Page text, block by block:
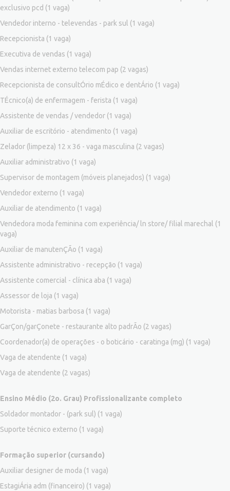
exclusivo pcd (1 vaga)
Vendedor interno - televendas - park sul (1 vaga)
Recepcionista (1 vaga)
Executiva de vendas (1 vaga)
Vendas internet externo telecom pap (2 vagas)
Recepcionista de consultÓrio mÉdico e dentÁrio (1 vaga)
TÉcnico(a) de enfermagem - ferista (1 vaga)
Assistente de vendas / vendedor (1 vaga)
Auxiliar de escritório - atendimento (1 vaga)
Zelador (limpeza) 12 x 36 - vaga masculina (2 vagas)
Auxiliar administrativo (1 vaga)
Supervisor de montagem (móveis planejados) (1 vaga)
Vendedor externo (1 vaga)
Auxiliar de atendimento (1 vaga)
Vendedora moda feminina com experiência/ ln store/ filial marechal (1
vaga)
Auxiliar de manutenÇÃo (1 vaga)
Assistente administrativo - recepção (1 vaga)
Assistente comercial - clínica aba (1 vaga)
Assessor de loja (1 vaga)
Motorista - matias barbosa (1 vaga)
GarÇon/garÇonete - restaurante alto padrÃo (2 vagas)
Coordenador(a) de operações - o boticário - caratinga (mg) (1 vaga)
Vaga de atendente (1 vaga)
Vaga de atendente (2 vagas)
Ensino Médio (2o. Grau) Profissionalizante completo
Soldador montador - (park sul) (1 vaga)
Suporte técnico externo (1 vaga)
Formação superior (cursando)
Auxiliar designer de moda (1 vaga)
EstagiÁria adm (financeiro) (1 vaga)